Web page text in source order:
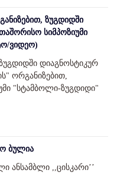
ზუგდიდში
სიმპოზიუმი
ვიდეო)
დიაგნოსტიკურ
ორგანიზებით,
"სტამბოლი-ზუგდიდი"
ბულია
ანსამბლი ,,ცისკარი’’